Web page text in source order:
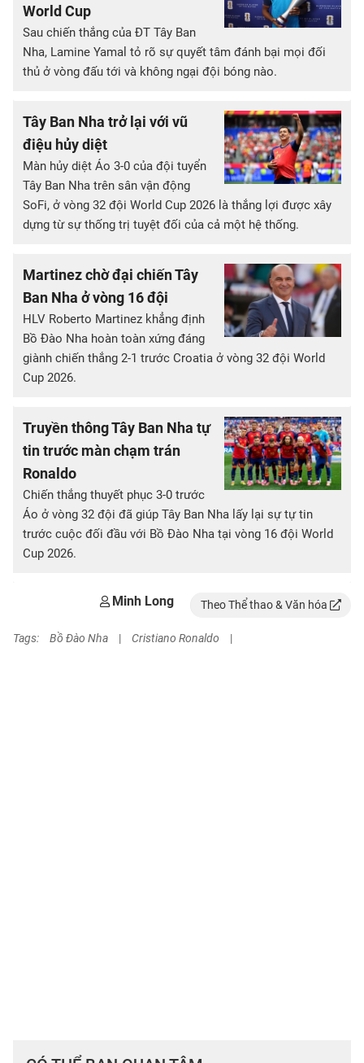
World Cup
Sau chiến thắng của ĐT Tây Ban
Nha, Lamine Yamal tỏ rõ sự quyết tâm đánh bại mọi đối
thủ ở vòng đấu tới và không ngại đội bóng nào.
Tây Ban Nha trở lại với vũ
điệu hủy diệt
Màn hủy diệt Áo 3-0 của đội tuyển
Tây Ban Nha trên sân vận động
SoFi, ở vòng 32 đội World Cup 2026 là thắng lợi được xây
dựng từ sự thống trị tuyệt đối của cả một hệ thống.
Martinez chờ đại chiến Tây
Ban Nha ở vòng 16 đội
HLV Roberto Martinez khẳng định
Bồ Đào Nha hoàn toàn xứng đáng
giành chiến thắng 2-1 trước Croatia ở vòng 32 đội World
Cup 2026.
Truyền thông Tây Ban Nha tự
tin trước màn chạm trán
Ronaldo
Chiến thắng thuyết phục 3-0 trước
Áo ở vòng 32 đội đã giúp Tây Ban Nha lấy lại sự tự tin
trước cuộc đối đầu với Bồ Đào Nha tại vòng 16 đội World
Cup 2026.
Minh Long Theo Thể thao & Văn hóa
Tags: Bồ Đào Nha | Cristiano Ronaldo |